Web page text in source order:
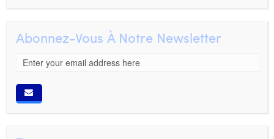
Abonnez-Vous À Notre Newsletter